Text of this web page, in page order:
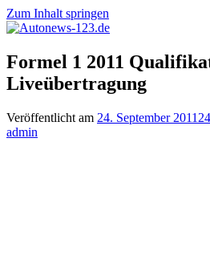
Zum Inhalt springen
Autonews-
123.de
Autonews
mit
Charme
Formel 1 2011
Liveübertragung
Veröffentlicht am 24. September 2011
admin